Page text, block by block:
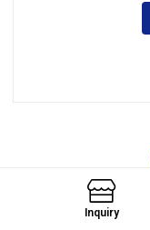
Inquiry